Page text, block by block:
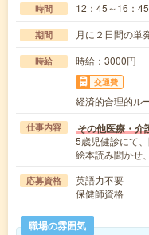
時間 12：45～16：45
期間 月に２日間の単
時給 時給：3000円
交通費
経済的合理的ル
仕事内容 その他医療・介
5歳児健診にて
絵本読み聞かせ
応募資格
英語力不要
保健師資格
職場の雰囲気